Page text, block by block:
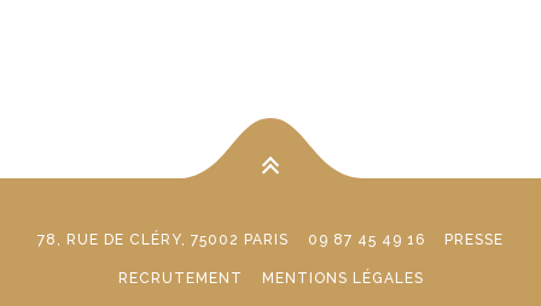
78, RUE DE CLÉRY, 75002 PARIS 09 87 45 49 16 PRESSE
RECRUTEMENT MENTIONS LÉGALES